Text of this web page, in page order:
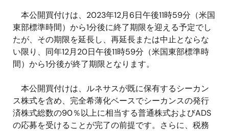
本公開買付けは、 2023年12月6日午後11時59分（米国
東部標準時間）から1分後に終了期限を迎える予定でし
たが、その期限を延長し、再延長または中止とならな
い限り、同年12月20日午後11時59分（米国東部標準時
間）から1分後が終了期限となります。
本公開買付けは、ルネサスが既に保有するシーカン
ス株式を含め、完全希薄化ベースでシーカンスの発行
済株式総数の90％以上に相当する普通株式およびADS
の応募を受けることが完了の前提です。さらに、税務